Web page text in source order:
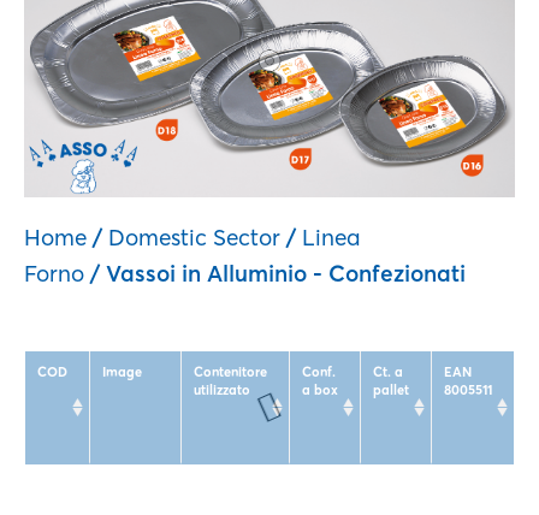
Home / Domestic Sector / Linea
Forno / Vassoi in Alluminio - Confezionati
COD Image
Contenitore
utilizzato
Conf.
a box
Ct. a
pallet
EAN
8005511